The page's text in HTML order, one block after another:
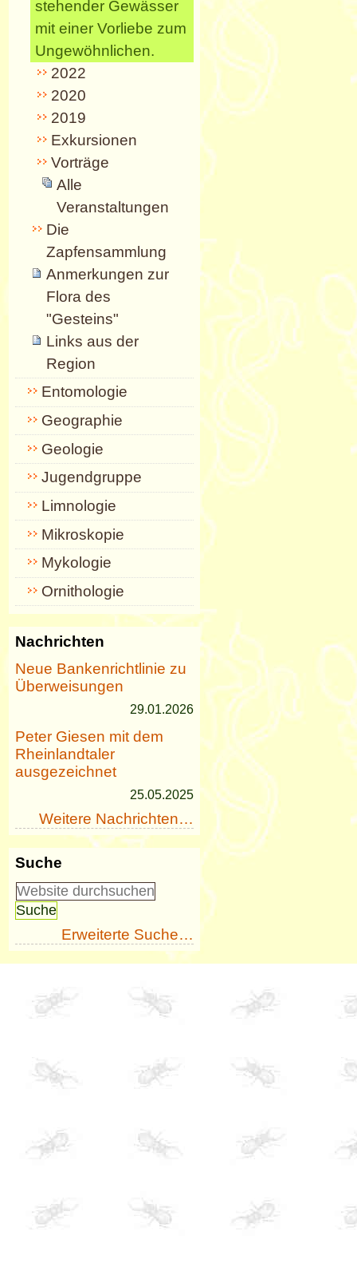
stehender Gewässer
mit einer Vorliebe zum
Ungewöhnlichen.
2022
2020
2019
Exkursionen
Vorträge
Alle
Veranstaltungen
Die
Zapfensammlung
Anmerkungen zur
Flora des
"Gesteins"
Links aus der
Region
Entomologie
Geographie
Geologie
Jugendgruppe
Limnologie
Mikroskopie
Mykologie
Ornithologie
Nachrichten
Neue Bankenrichtlinie zu
Überweisungen
29.01.2026
Peter Giesen mit dem
Rheinlandtaler
ausgezeichnet
25.05.2025
Weitere Nachrichten…
Suche
Erweiterte Suche…